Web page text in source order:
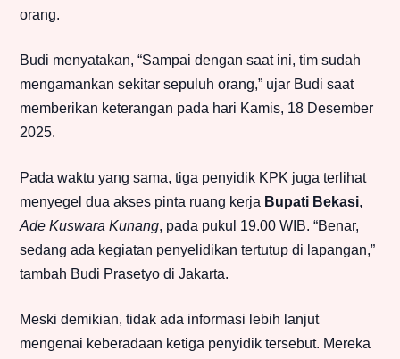
orang.
Budi menyatakan, “Sampai dengan saat ini, tim sudah
mengamankan sekitar sepuluh orang,” ujar Budi saat
memberikan keterangan pada hari Kamis, 18 Desember
2025.
Pada waktu yang sama, tiga penyidik KPK juga terlihat
menyegel dua akses pinta ruang kerja Bupati Bekasi,
Ade Kuswara Kunang, pada pukul 19.00 WIB. “Benar,
sedang ada kegiatan penyelidikan tertutup di lapangan,”
tambah Budi Prasetyo di Jakarta.
Meski demikian, tidak ada informasi lebih lanjut
mengenai keberadaan ketiga penyidik tersebut. Mereka